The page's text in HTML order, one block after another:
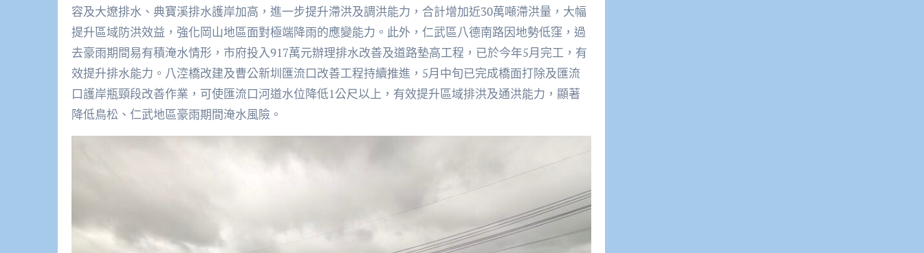
容及大遼排水、典寶溪排水護岸加高，進一步提升滯洪及調洪能力，合計增加近30萬噸滯洪量，大幅
提升區域防洪效益，強化岡山地區面對極端降雨的應變能力。此外，仁武區八德南路因地勢低窪，過
去豪雨期間易有積淹水情形，市府投入917萬元辦理排水改善及道路墊高工程，已於今年5月完工，有
效提升排水能力。八涳橋改建及曹公新圳匯流口改善工程持續推進，5月中旬已完成橋面打除及匯流
口護岸瓶頸段改善作業，可使匯流口河道水位降低1公尺以上，有效提升區域排洪及通洪能力，顯著
降低鳥松、仁武地區豪雨期間淹水風險。